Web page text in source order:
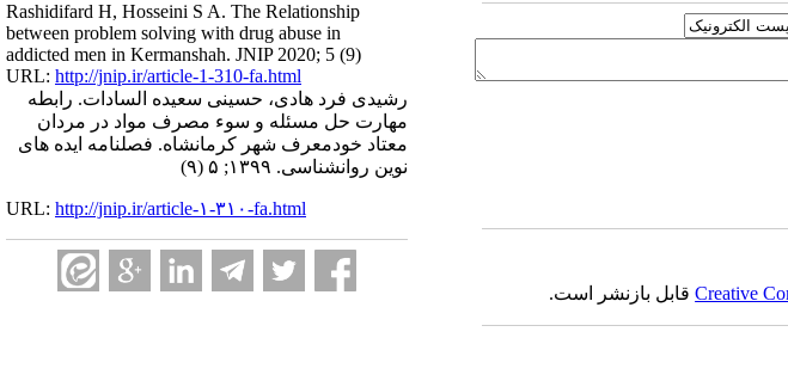
Rashidifard H, Hosseini S A. The Relationship
between problem solving with drug abuse in
addicted men in Kermanshah. JNIP 2020; 5 (9)
URL: http://jnip.ir/article-1-310-fa.html
رشیدی فرد هادی، حسینی سعیده السادات. رابطه
مهارت حل مسئله و سوء مصرف مواد در مردان
معتاد خودمعرف شهر کرمانشاه. فصلنامه ایده های
نوین روانشناسی. ۱۳۹۹; ۵ (۹)
URL: http://jnip.ir/article-۱-۳۱۰-fa.html
Creativeقابل بازنشر است.